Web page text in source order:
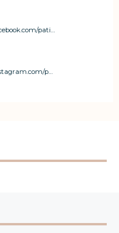
https://www.instagram.com/patio.cr